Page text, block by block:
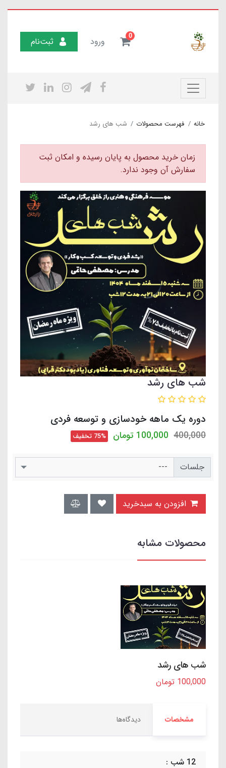
0 ورود ثبت‌نام
خانه فهرست محصولات شب های رشد
زمان خرید محصول به پایان رسیده و امکان ثبت
سفارش آن وجود ندارد.
شب های رشد
دوره یک ماهه خودسازی و توسعه فردی
400,000
100,000 تومان 75% تخفیف
جلسات
محصولات مشابه
شب های رشد
100,000 تومان
مشخصات دیدگاه‌ها
12 شب :